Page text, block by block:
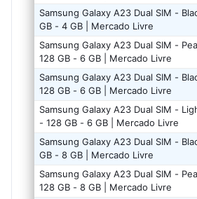
Samsung Galaxy A23 Dual SIM -
GB - 4 GB | Mercado Livre
Samsung Galaxy A23 Dual SIM -
128 GB - 6 GB | Mercado Livre
Samsung Galaxy A23 Dual SIM -
128 GB - 6 GB | Mercado Livre
Samsung Galaxy A23 Dual SIM -
- 128 GB - 6 GB | Mercado Livre
Samsung Galaxy A23 Dual SIM -
GB - 8 GB | Mercado Livre
Samsung Galaxy A23 Dual SIM -
128 GB - 8 GB | Mercado Livre